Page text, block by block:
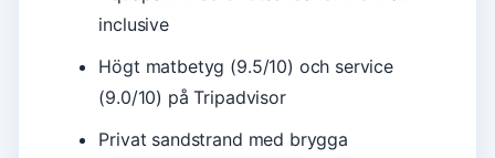
inclusive
Högt matbetyg (9.5/10) och service
(9.0/10) på Tripadvisor
Privat sandstrand med brygga